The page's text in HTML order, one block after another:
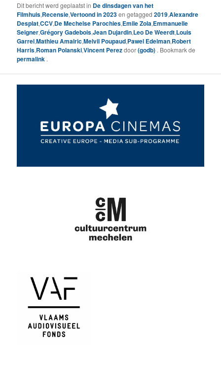
Dit bericht werd geplaatst in De dinsdagen van het
Filmhuis,Recensie,Vertoond in 2023en getagged2019,Alexandre
Desplat,CCV,De Mechelse Parochies,Emile Zola,Emmanuelle
Seigner,Grégory Gadebois,Jean Dujardin,Leo De Weerdt,Louis
Garrel,Mathieu Amalric,Melvil Poupaud,Pawel Edelman,Robert
Harris,Roman Polanski,Vincent Perezdoor(godb) . Bookmark de
permalink .